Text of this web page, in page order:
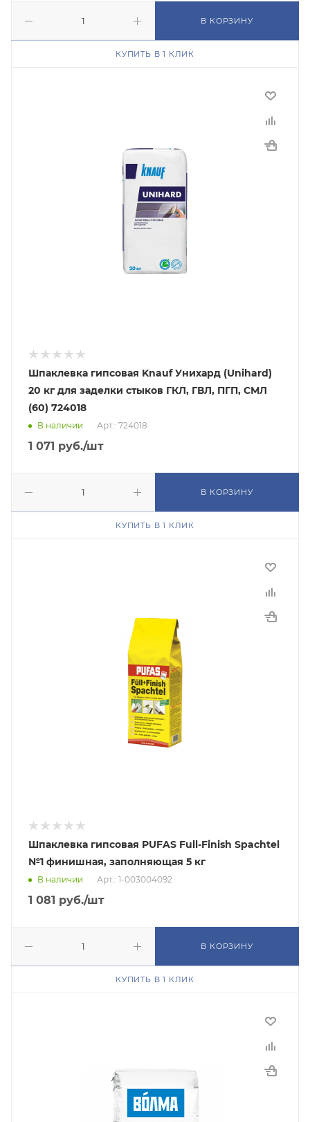
В КОРЗИНУ
КУПИТЬ В 1 КЛИК
Шпаклевка гипсовая Knauf Унихард (Unihard)
20 кг для заделки стыков ГКЛ, ГВЛ, ПГП, СМЛ
(60) 724018
В наличии Арт.: 724018
1 071 руб./шт
В КОРЗИНУ
КУПИТЬ В 1 КЛИК
Шпаклевка гипсовая PUFAS Full-Finish Spachtel
№1 финишная, заполняющая 5 кг
В наличии Арт.: 1-003004092
1 081 руб./шт
В КОРЗИНУ
КУПИТЬ В 1 КЛИК